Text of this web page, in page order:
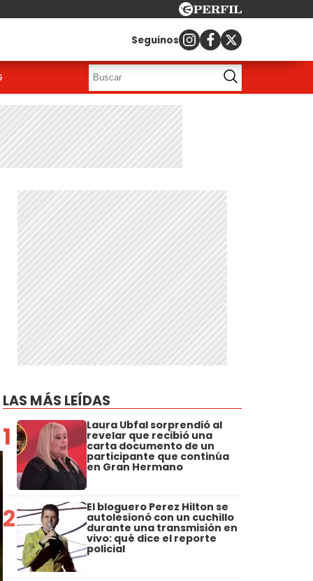
Seguinos
LAS MÁS LEÍDAS
1 Laura Ubfal sorprendió al
revelar que recibió una
carta documento de un
participante que continúa
en Gran Hermano
2 El bloguero Perez Hilton se
autolesionó con un cuchillo
durante una transmisión en
vivo: qué dice el reporte
policial